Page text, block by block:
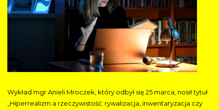
Wykład mgr Anieli Mroczek, który odbył się 25 marca, nosił tytuł
„Hiperrealizm a rzeczywistość: rywalizacja, inwentaryzacja czy